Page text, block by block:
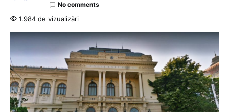
No comments
1.984 de vizualizări